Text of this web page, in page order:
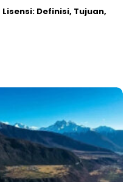
Definisi, Tujuan,